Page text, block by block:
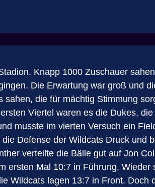
Knapp 1000 Zuschauer
Die Erwartung war groß und
die für mächtig Stimmung
Viertel waren es die Dukes,
musste im vierten Versuch ein
Defense der Wildcats Druck und
verteilte die Bälle gut auf Jon
ersten Mal 10:7 in Führung. Wieder
Wildcats lagen 13:7 in Front. Doch